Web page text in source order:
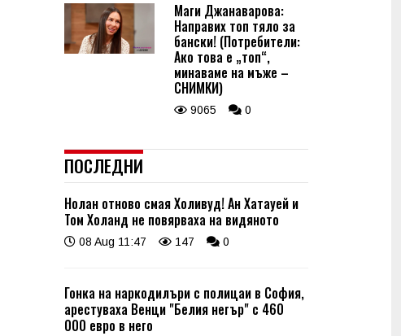
Маги Джанаварова:
Направих топ тяло за
бански! (Потребители:
Ако това е „топ“,
минаваме на мъже –
СНИМКИ)
9065 0
ПОСЛЕДНИ
Нолан отново смая Холивуд! Ан Хатауей и
Том Холанд не повярваха на видяното
08 Aug 11:47 147 0
Гонка на наркодилъри с полицаи в София,
арестуваха Венци "Белия негър" с 460
000 евро в него